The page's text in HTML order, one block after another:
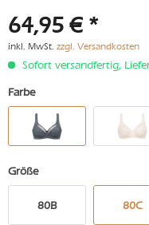
64,95 € *
inkl. MwSt. zzgl. Versandkosten
Sofort versandfertig,
Farbe
Größe
80B 80C